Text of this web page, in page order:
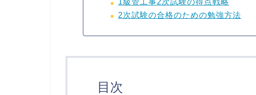
1級管工事2次試験の得点戦略
2次試験の合格のための勉強方法
目次